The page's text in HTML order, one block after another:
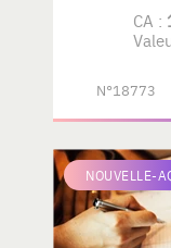
CA :
N°18773
NOUVELLE-